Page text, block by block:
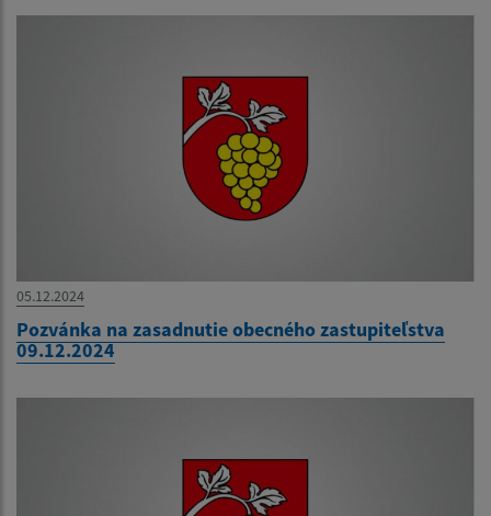
05.12.2024
Pozvánka na zasadnutie obecného zastupiteľstva
09.12.2024